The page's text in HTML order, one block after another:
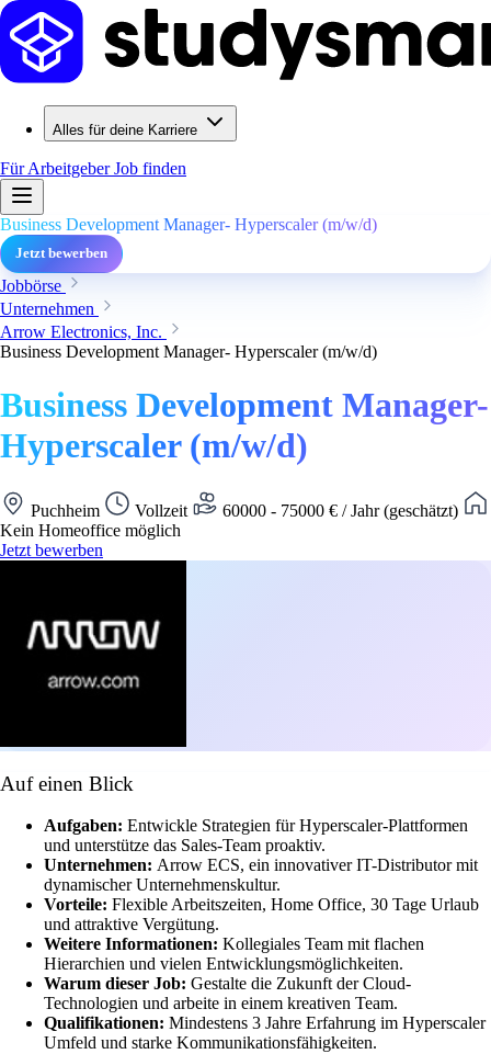
Alles für deine Karriere
Für ArbeitgeberJob finden
Business Development Manager- Hyperscaler (m/w/d)
Jetzt bewerben
Jobbörse
Unternehmen
Arrow Electronics, Inc.
Business Development Manager- Hyperscaler (m/w/d)
Business Development Manager-
Hyperscaler (m/w/d)
Puchheim Vollzeit
60000 - 75000 € / Jahr (geschätzt)
Kein Homeoffice möglich
Jetzt bewerben
Auf einen Blick
Aufgaben: Entwickle Strategien für Hyperscaler-Plattformen
und unterstütze das Sales-Team proaktiv.
Unternehmen: Arrow ECS, ein innovativer IT-Distributor mit
dynamischer Unternehmenskultur.
Vorteile: Flexible Arbeitszeiten, Home Office, 30 Tage Urlaub
und attraktive Vergütung.
Weitere Informationen: Kollegiales Team mit flachen
Hierarchien und vielen Entwicklungsmöglichkeiten.
Warum dieser Job: Gestalte die Zukunft der Cloud-
Technologien und arbeite in einem kreativen Team.
Qualifikationen: Mindestens 3 Jahre Erfahrung im Hyperscaler
Umfeld und starke Kommunikationsfähigkeiten.